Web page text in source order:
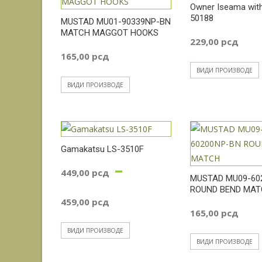
MUSTAD MU01-90339NP-BN
MATCH MAGGOT HOOKS
165,00 рсд
ВИДИ ПРОИЗВОДЕ
Owner Iseama
50188
229,00 рсд
ВИДИ ПРОИЗВОДЕ
Gamakatsu LS-3510F
449,00 рсд –
459,00 рсд
цена:
ВИДИ ПРОИЗВОДЕ
MUSTAD MU09-
ROUND BEND
165,00 рсд
ВИДИ ПРОИЗВОДЕ